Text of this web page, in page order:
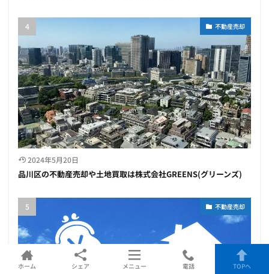
不動産売却
2024年5月20日
品川区の不動産売却や土地買取は株式会社GREENS(グリーンズ)
不動産売却
ホーム シェア メニュー 電話 TOPへ